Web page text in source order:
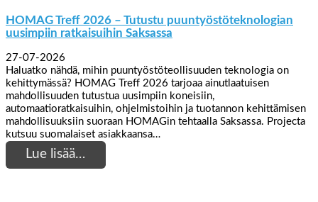
HOMAG Treff 2026 – Tutustu puuntyöstöteknologian
uusimpiin ratkaisuihin Saksassa
27-07-2026
Haluatko nähdä, mihin puuntyöstöteollisuuden teknologia on
kehittymässä? HOMAG Treff 2026 tarjoaa ainutlaatuisen
mahdollisuuden tutustua uusimpiin koneisiin,
automaatioratkaisuihin, ohjelmistoihin ja tuotannon kehittämisen
mahdollisuuksiin suoraan HOMAGin tehtaalla Saksassa. Projecta
kutsuu suomalaiset asiakkaansa…
Lue lisää…